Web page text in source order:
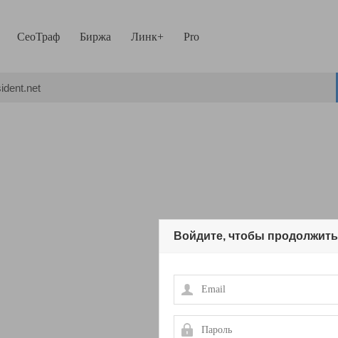
СеоТраф Биржа Линк+ Pro
Войдите, чтобы продолжить
Email
Пароль